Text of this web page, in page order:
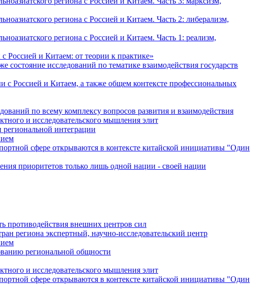
региона с Россией и Китаем. Часть 2: либерализм,
региона с Россией и Китаем. Часть 1: реализм,
Россией и Китаем: от теории к практике»
исследований по тематике взаимодействия государств
Россией и Китаем, а также общем контексте профессиональных
по всему комплексу вопросов развития и взаимодействия
и исследовательского мышления элит
интеграции
сфере открываются в контексте китайской инициативы "Один
приоритетов только лишь одной нации - своей нации
противодействия внешних центров сил
региона экспертный, научно-исследовательский центр
региональной общности
и исследовательского мышления элит
сфере открываются в контексте китайской инициативы "Один